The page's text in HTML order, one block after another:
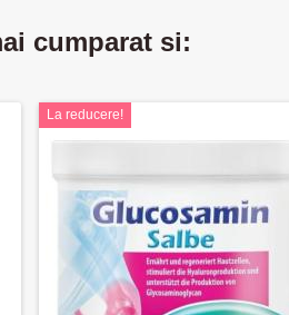
cumparat si:
La reducere!